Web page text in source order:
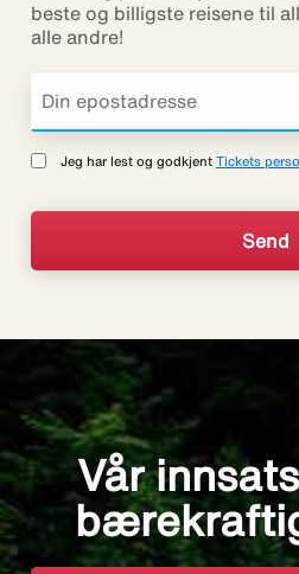
beste og billigste reisene til
alle andre!
Jeg har lest og godkjent Tickets
Vår